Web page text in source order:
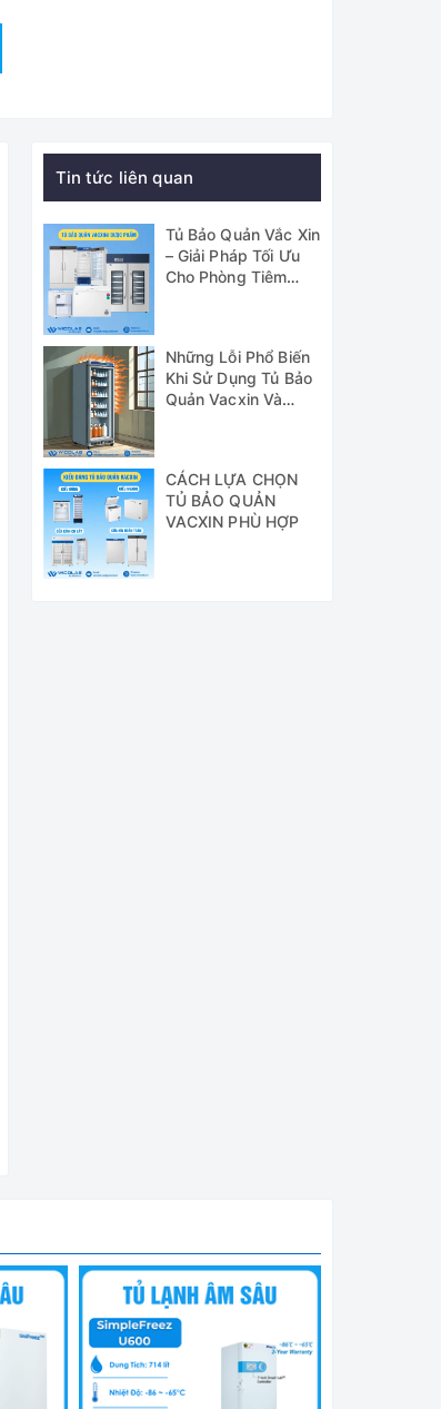
Tin tức liên quan
Tủ Bảo Quản Vắc Xin
– Giải Pháp Tối Ưu
Cho Phòng Tiêm
Những Lỗi Phổ Biến
Khi Sử Dụng Tủ Bảo
Quản Vacxin Và
CÁCH LỰA CHỌN
TỦ BẢO QUẢN
VACXIN PHÙ HỢP